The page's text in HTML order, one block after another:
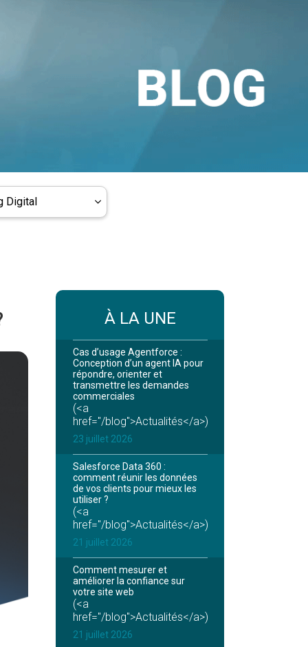
Digital
À LA UNE
Cas d’usage Agentforce :
Conception d’un agent IA pour
répondre, orienter et
transmettre les demandes
commerciales
(<a
href="/blog">Actualités</a>)
23 juillet 2026
Salesforce Data 360 :
comment réunir les données
de vos clients pour mieux les
utiliser ?
(<a
href="/blog">Actualités</a>)
21 juillet 2026
Comment mesurer et
améliorer la confiance sur
votre site web
(<a
href="/blog">Actualités</a>)
21 juillet 2026